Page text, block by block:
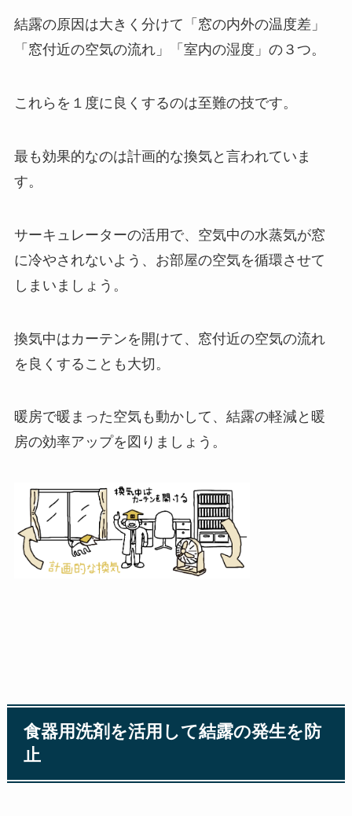
結露の原因は大きく分けて「窓の内外の温度差」
「窓付近の空気の流れ」「室内の湿度」の３つ。
これらを１度に良くするのは至難の技です。
最も効果的なのは計画的な換気と言われていま
す。
サーキュレーターの活用で、空気中の水蒸気が窓
に冷やされないよう、お部屋の空気を循環させて
しまいましょう。
換気中はカーテンを開けて、窓付近の空気の流れ
を良くすることも大切。
暖房で暖まった空気も動かして、結露の軽減と暖
房の効率アップを図りましょう。
食器用洗剤を活用して結露の発生を防
止